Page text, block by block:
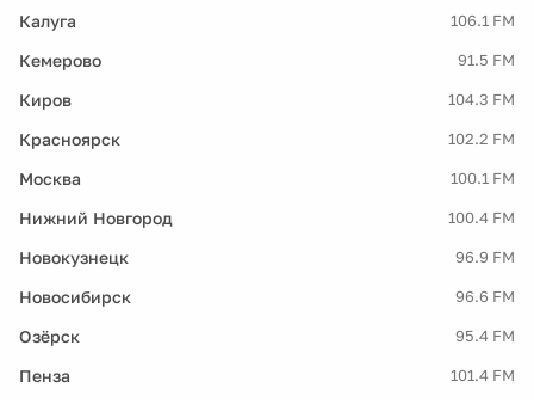
Калуга 106.1 FM
Кемерово 91.5 FM
Киров 104.3 FM
Красноярск 102.2 FM
Москва 100.1 FM
Нижний Новгород 100.4 FM
Новокузнецк 96.9 FM
Новосибирск 96.6 FM
Озёрск 95.4 FM
Пенза 101.4 FM